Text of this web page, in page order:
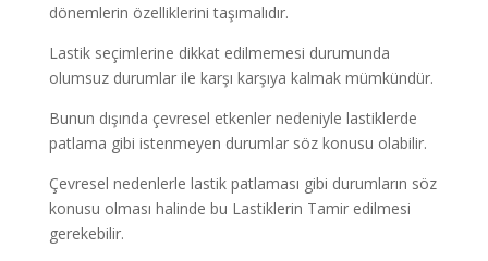
dönemlerin özelliklerini taşımalıdır.
Lastik seçimlerine dikkat edilmemesi durumunda
olumsuz durumlar ile karşı karşıya kalmak mümkündür.
Bunun dışında çevresel etkenler nedeniyle lastiklerde
patlama gibi istenmeyen durumlar söz konusu olabilir.
Çevresel nedenlerle lastik patlaması gibi durumların söz
konusu olması halinde bu Lastiklerin Tamir edilmesi
gerekebilir.